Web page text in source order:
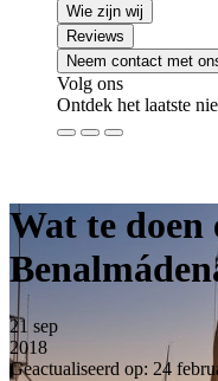
Wie zijn wij
Reviews
Neem contact met
Volg ons
Ontdek het laatste
Wat te doen
21 sep
2018
Geactualiseerd op: 24